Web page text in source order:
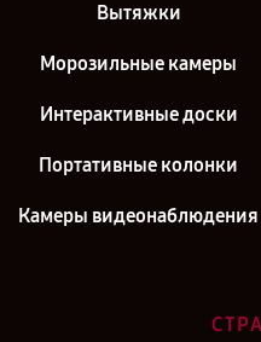
Вытяжки
Морозильные камеры
Интерактивные доски
Портативные колонки
Камеры видеонаблюдения